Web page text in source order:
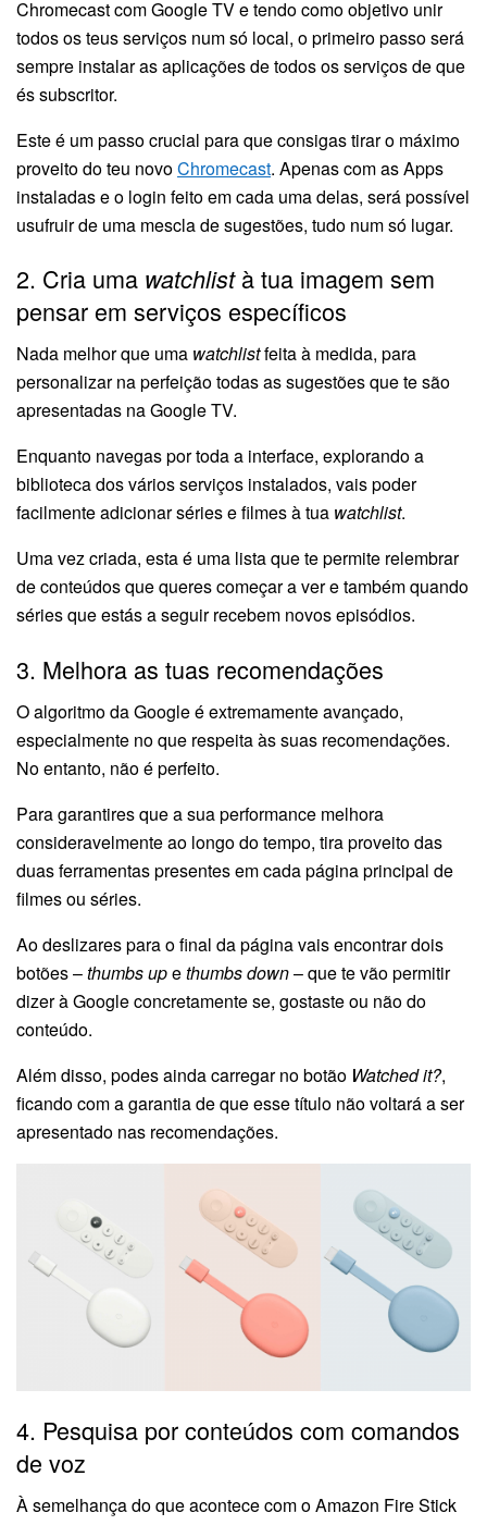
Chromecast com Google TV e tendo como objetivo unir
todos os teus serviços num só local, o primeiro passo será
sempre instalar as aplicações de todos os serviços de que
és subscritor.
Este é um passo crucial para que consigas tirar o máximo
proveito do teu novoChromecast. Apenas com as Apps
instaladas e o login feito em cada uma delas, será possível
usufruir de uma mescla de sugestões, tudo num só lugar.
2. Cria uma watchlistà tua imagem sem
pensar em serviços específicos
Nada melhor que uma watchlistfeita à medida, para
personalizar na perfeição todas as sugestões que te são
apresentadas na Google TV.
Enquanto navegas por toda a interface, explorando a
biblioteca dos vários serviços instalados, vais poder
facilmente adicionar séries e filmes à tua watchlist.
Uma vez criada, esta é uma lista que te permite relembrar
de conteúdos que queres começar a ver e também quando
séries que estás a seguir recebem novos episódios.
3. Melhora as tuas recomendações
O algoritmo da Google é extremamente avançado,
especialmente no que respeita às suas recomendações.
No entanto, não é perfeito.
Para garantires que a sua performance melhora
consideravelmente ao longo do tempo, tira proveito das
duas ferramentas presentes em cada página principal de
filmes ou séries.
Ao deslizares para o final da página vais encontrar dois
botões –thumbs upethumbs down– que te vão permitir
dizer à Google concretamente se, gostaste ou não do
conteúdo.
Além disso, podes ainda carregar no botão Watched it?,
ficando com a garantia de que esse título não voltará a ser
apresentado nas recomendações.
4. Pesquisa por conteúdos com comandos
de voz
À semelhança do que acontece com o Amazon Fire Stick